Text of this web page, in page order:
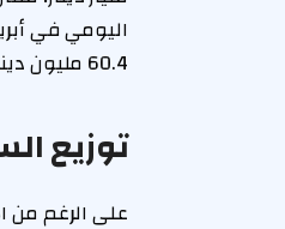
60.4 مليون دينار.
توزيع
على الرغم من